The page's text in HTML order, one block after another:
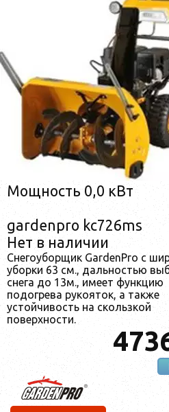
Мощность 0,0 кВт
gardenpro kc726ms
Нет в наличии
Снегоуборщик GardenPro с
уборки 63 см., дальностью
снега до 13м., имеет функцию
подогрева рукояток, а также
устойчивость на скользкой
поверхности.